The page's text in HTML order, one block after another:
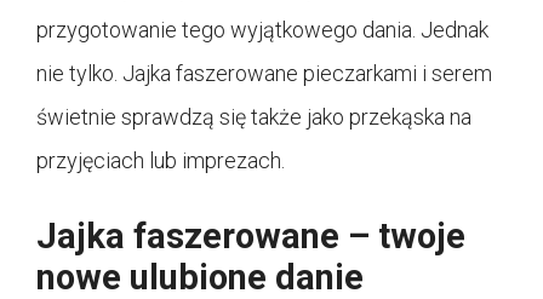
przygotowanie tego wyjątkowego dania. Jednak
nie tylko. Jajka faszerowane pieczarkami i serem
świetnie sprawdzą się także jako przekąska na
przyjęciach lub imprezach.
Jajka faszerowane – twoje
nowe ulubione danie